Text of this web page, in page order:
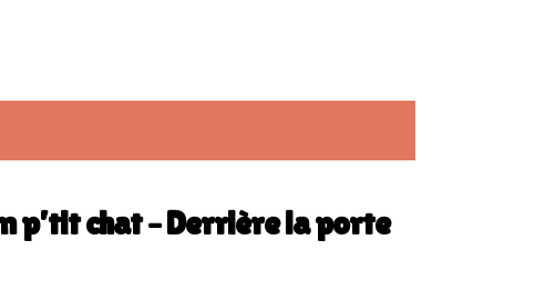
p’tit chat – Derrière la porte